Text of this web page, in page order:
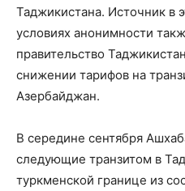
Таджикистана. Источник в
условиях анонимности
правительство
снижении тарифов на
Азербайджан.
В середине сентября
следующие транзитом в
туркменской границе из